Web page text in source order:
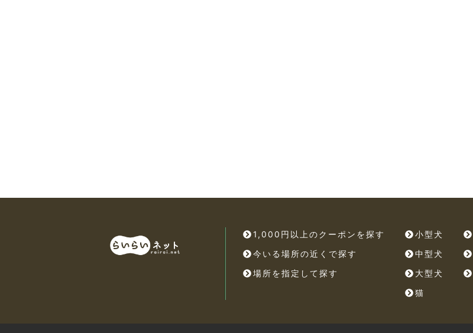
1,000円以上のクーポンを探す
今いる場所の近くで探す
場所を指定して探す
小型犬
中型犬
大型犬
猫